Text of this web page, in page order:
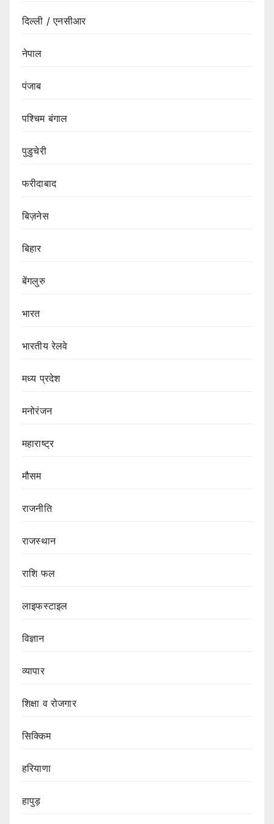
दिल्ली / एनसीआर
नेपाल
पंजाब
पश्चिम बंगाल
पुडुचेरी
फरीदाबाद
बिज़नेस
बिहार
बेंगलुरु
भारत
भारतीय रेलवे
मध्य प्रदेश
मनोरंजन
महाराष्ट्र
मौसम
राजनीति
राजस्थान
राशि फल
लाइफस्टाइल
विज्ञान
व्यापार
शिक्षा व रोजगार
सिक्किम
हरियाणा
हापुड़